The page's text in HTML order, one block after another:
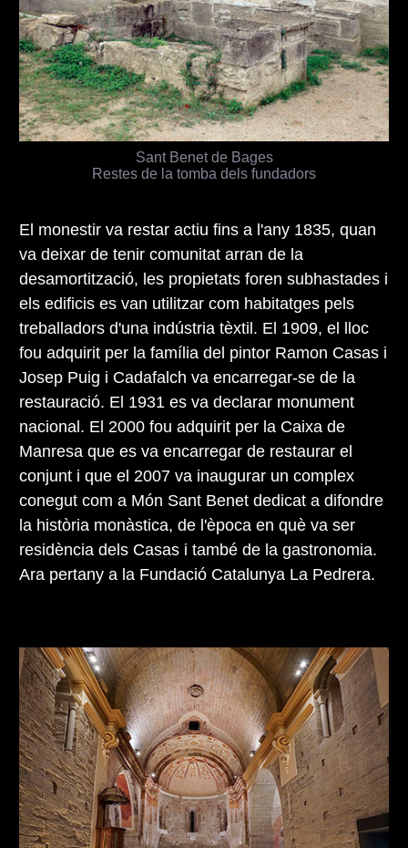
El monestir va restar actiu fins a l'any 1835, quan
va deixar de tenir comunitat arran de la
desamortització, les propietats foren subhastades i
els edificis es van utilitzar com habitatges pels
treballadors d'una indústria tèxtil. El 1909, el lloc
fou adquirit per la família del pintor Ramon Casas i
Josep Puig i Cadafalch va encarregar-se de la
restauració. El 1931 es va declarar monument
nacional. El 2000 fou adquirit per la Caixa de
Manresa que es va encarregar de restaurar el
conjunt i que el 2007 va inaugurar un complex
conegut com a Món Sant Benet dedicat a difondre
la història monàstica, de l'època en què va ser
residència dels Casas i també de la gastronomia.
Ara pertany a la Fundació Catalunya La Pedrera.
Sant Benet de Bages
Restes de la tomba dels fundadors